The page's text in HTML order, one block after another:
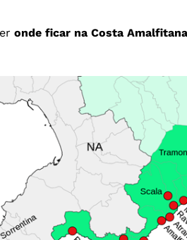
onde ficar na Costa Amalfitana